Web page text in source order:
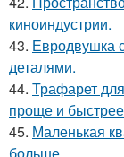
киноиндустрии.
43. Евродвушка
деталями.
44. Трафарет
проще и быстрее
45. Маленькая